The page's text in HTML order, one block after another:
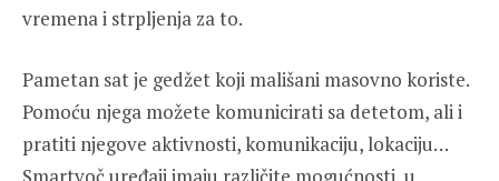
vremena i strpljenja za to.
Pametan sat je gedžet koji mališani masovno koriste.
Pomoću njega možete komunicirati sa detetom, ali i
pratiti njegove aktivnosti, komunikaciju, lokaciju…
Smartvoč uređaji imaju različite mogućnosti, u